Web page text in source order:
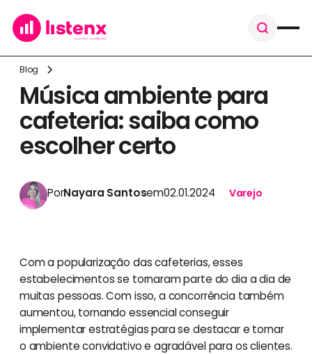
Blog
Música ambiente para
cafeteria: saiba como
escolher certo
PorNayara Santosem02.01.2024 Varejo
Com a popularização das cafeterias, esses
estabelecimentos se tornaram parte do dia a dia de
muitas pessoas. Com isso, a concorrência também
aumentou, tornando essencial conseguir
implementar estratégias para se destacar e tornar
o ambiente convidativo e agradável para os clientes.